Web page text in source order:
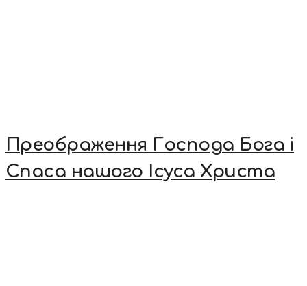
Преображення Господа Бога і
Спаса нашого Ісуса Христа